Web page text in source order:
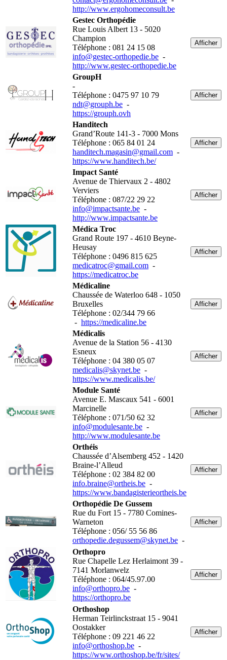
http://www.ergohomeconsult.be
Gestec Orthopédie
Rue Louis Albert 13 - 5020
Champion
Téléphone : 081 24 15 08
info@gestec-orthopedie.be -
http://www.gestec-orthopedie.be
Afficher
GroupH
-
Téléphone : 0475 97 10 79
ndt@grouph.be -
https://grouph.ovh
Afficher
Handitech
Grand’Route 141-3 - 7000 Mons
Téléphone : 065 84 01 24
handitech.magasin@gmail.com -
https://www.handitech.be/
Afficher
Impact Santé
Avenue de Thiervaux 2 - 4802
Verviers
Téléphone : 087/22 29 22
info@impactsante.be -
http://www.impactsante.be
Afficher
Médica Troc
Grand Route 197 - 4610 Beyne-
Heusay
Téléphone : 0496 815 625
medicatroc@gmail.com -
https://medicatroc.be
Afficher
Médicaline
Chaussée de Waterloo 648 - 1050
Bruxelles
Téléphone : 02/344 79 66
- https://medicaline.be
Afficher
Médicalis
Avenue de la Station 56 - 4130
Esneux
Téléphone : 04 380 05 07
medicalis@skynet.be -
https://www.medicalis.be/
Afficher
Module Santé
Avenue E. Mascaux 541 - 6001
Marcinelle
Téléphone : 071/50 62 32
info@modulesante.be -
http://www.modulesante.be
Afficher
Orthéis
Chaussée d’Alsemberg 452 - 1420
Braine-l’Alleud
Téléphone : 02 384 82 00
info.braine@ortheis.be -
https://www.bandagisterieortheis.be
Afficher
Orthopédie De Gussem
Rue du Fort 15 - 7780 Comines-
Warneton
Téléphone : 056/ 55 56 86
orthopedie.degussem@skynet.be -
Afficher
Orthopro
Rue Chapelle Lez Herlaimont 39 -
7141 Morlanwelz
Téléphone : 064/45.97.00
info@orthopro.be -
https://orthopro.be
Afficher
Orthoshop
Herman Teirlinckstraat 15 - 9041
Oostakker
Téléphone : 09 221 46 22
info@orthoshop.be -
https://www.orthoshop.be/fr/sites/
Afficher